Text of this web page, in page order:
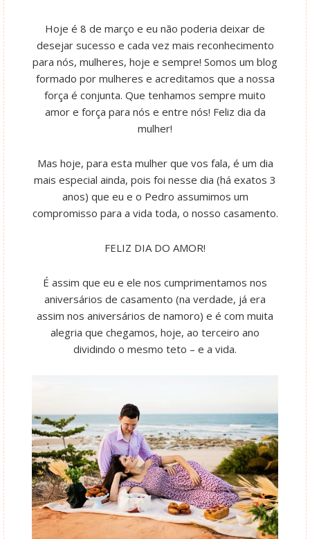
Hoje é 8 de março e eu não poderia deixar de
desejar sucesso e cada vez mais reconhecimento
para nós, mulheres, hoje e sempre! Somos um blog
formado por mulheres e acreditamos que a nossa
força é conjunta. Que tenhamos sempre muito
amor e força para nós e entre nós! Feliz dia da
mulher!
Mas hoje, para esta mulher que vos fala, é um dia
mais especial ainda, pois foi nesse dia (há exatos 3
anos) que eu e o Pedro assumimos um
compromisso para a vida toda, o nosso casamento.
FELIZ DIA DO AMOR!
É assim que eu e ele nos cumprimentamos nos
aniversários de casamento (na verdade, já era
assim nos aniversários de namoro) e é com muita
alegria que chegamos, hoje, ao terceiro ano
dividindo o mesmo teto – e a vida.